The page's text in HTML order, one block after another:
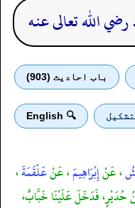
باب احادیث (903)
🔍 English
، عَنْإِبْرَاهِيمَ، عَنْعَلْقَمَةَ،
حُدَيْرٍ، فَدَخَلَ عَلَيْنَا خَبَّابٌ،